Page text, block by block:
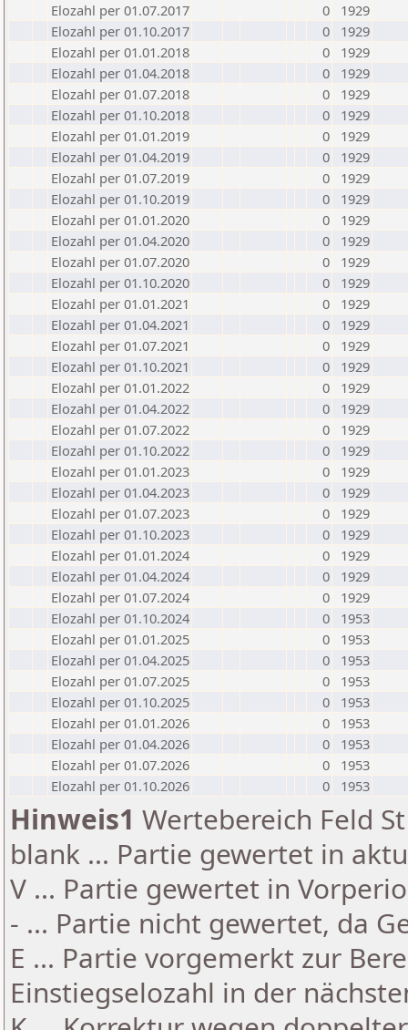
Elozahl per 01.07.2017
0
1929
Elozahl per 01.10.2017
0
1929
Elozahl per 01.01.2018
0
1929
Elozahl per 01.04.2018
0
1929
Elozahl per 01.07.2018
0
1929
Elozahl per 01.10.2018
0
1929
Elozahl per 01.01.2019
0
1929
Elozahl per 01.04.2019
0
1929
Elozahl per 01.07.2019
0
1929
Elozahl per 01.10.2019
0
1929
Elozahl per 01.01.2020
0
1929
Elozahl per 01.04.2020
0
1929
Elozahl per 01.07.2020
0
1929
Elozahl per 01.10.2020
0
1929
Elozahl per 01.01.2021
0
1929
Elozahl per 01.04.2021
0
1929
Elozahl per 01.07.2021
0
1929
Elozahl per 01.10.2021
0
1929
Elozahl per 01.01.2022
0
1929
Elozahl per 01.04.2022
0
1929
Elozahl per 01.07.2022
0
1929
Elozahl per 01.10.2022
0
1929
Elozahl per 01.01.2023
0
1929
Elozahl per 01.04.2023
0
1929
Elozahl per 01.07.2023
0
1929
Elozahl per 01.10.2023
0
1929
Elozahl per 01.01.2024
0
1929
Elozahl per 01.04.2024
0
1929
Elozahl per 01.07.2024
0
1929
Elozahl per 01.10.2024
0
1953
Elozahl per 01.01.2025
0
1953
Elozahl per 01.04.2025
0
1953
Elozahl per 01.07.2025
0
1953
Elozahl per 01.10.2025
0
1953
Elozahl per 01.01.2026
0
1953
Elozahl per 01.04.2026
0
1953
Elozahl per 01.07.2026
0
1953
Elozahl per 01.10.2026
0 1953
Hinweis1 Wertebereich Feld
blank ... Partie gewertet in
V ... Partie gewertet in
- ... Partie nicht gewertet, da
E ... Partie vorgemerkt zur
Einstiegselozahl in der